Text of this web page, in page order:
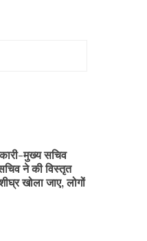
मुख्य सचिव
ने की विस्तृत
खोला जाए, लोगों